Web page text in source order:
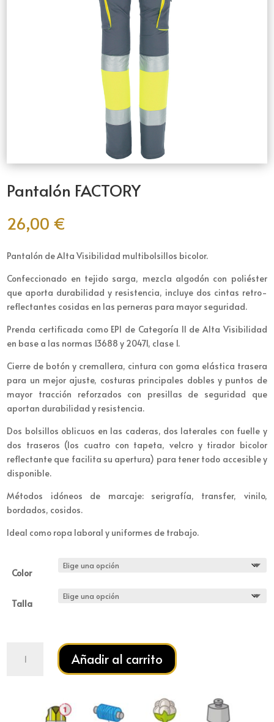
Pantalón FACTORY
26,00 €
Pantalón de Alta Visibilidad multibolsillos bicolor.
Confeccionado en tejido sarga, mezcla algodón con poliéster
que aporta durabilidad y resistencia, incluye dos cintas retro-
reflectantes cosidas en las perneras para mayor seguridad.
Prenda certificada como EPI de Categoría II de Alta Visibilidad
en base a las normas 13688 y 20471, clase 1.
Cierre de botón y cremallera, cintura con goma elástica trasera
para un mejor ajuste, costuras principales dobles y puntos de
mayor tracción reforzados con presillas de seguridad que
aportan durabilidad y resistencia.
Dos bolsillos oblicuos en las caderas, dos laterales con fuelle y
dos traseros (los cuatro con tapeta, velcro y tirador bicolor
reflectante que facilita su apertura) para tener todo accesible y
disponible.
Métodos idóneos de marcaje: serigrafía, transfer, vinilo,
bordados, cosidos.
Ideal como ropa laboral y uniformes de trabajo.
Color
Talla
FACTORY
Añadir al carrito